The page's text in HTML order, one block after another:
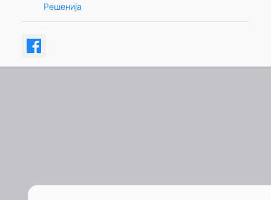
Решенија